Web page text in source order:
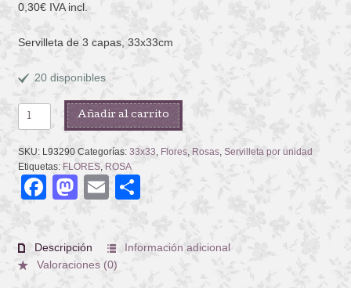
0,30€ IVA incl.
Servilleta de 3 capas, 33x33cm
20 disponibles
ROSAMOND
WHITE
cantidad
Añadir al carrito
SKU: L93290 Categorías: 33x33, Flores, Rosas, Servilleta por unidad
Etiquetas: FLORES, ROSA
Facebook
Mastodon
Email
Descripción
Información adicional
Valoraciones (0)